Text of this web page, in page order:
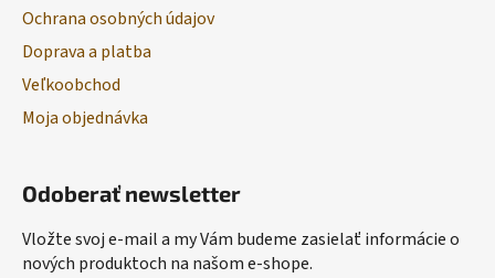
Ochrana osobných údajov
Doprava a platba
Veľkoobchod
Moja objednávka
Odoberať newsletter
Vložte svoj e-mail a my Vám budeme zasielať informácie o
nových produktoch na našom e-shope.